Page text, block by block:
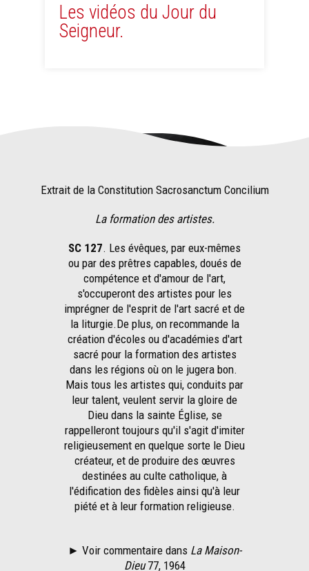
Les vidéos du Jour du
Seigneur.
Extrait de la Constitution Sacrosanctum Concilium
La formation des artistes.
SC 127. Les évêques, par eux-mêmes
ou par des prêtres capables, doués de
compétence et d'amour de l'art,
s'occuperont des artistes pour les
imprégner de l'esprit de l'art sacré et de
la liturgie.De plus, on recommande la
création d'écoles ou d'académies d'art
sacré pour la formation des artistes
dans les régions où on le jugera bon.
Mais tous les artistes qui, conduits par
leur talent, veulent servir la gloire de
Dieu dans la sainte Église, se
rappelleront toujours qu'il s'agit d'imiter
religieusement en quelque sorte le Dieu
créateur, et de produire des œuvres
destinées au culte catholique, à
l'édification des fidèles ainsi qu'à leur
piété et à leur formation religieuse.
► Voir commentaire dans La Maison-
Dieu77, 1964